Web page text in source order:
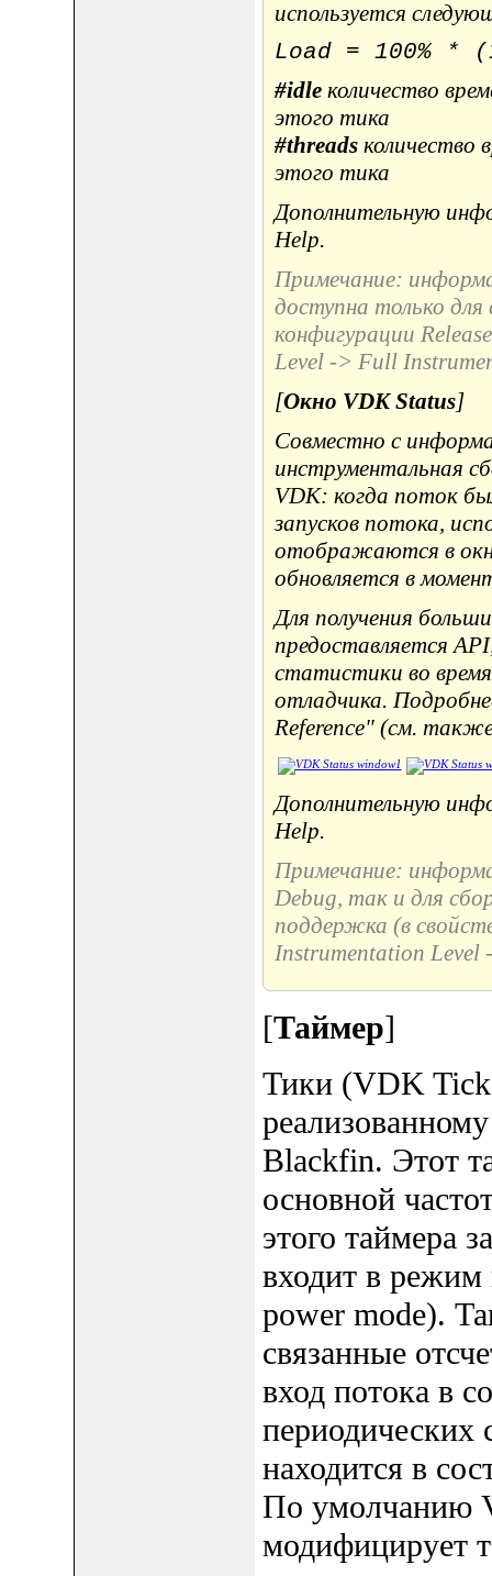
используется
Load = 100% *
#idleколичество
этого тика
#threadsколичество
этого тика
Дополнительную
Help.
Примечание:
доступна только
конфигурации
Level -> Full
[Окно VDK Status]
Совместно с
инструментальная
VDK: когда поток
запусков потока,
отображаются в
обновляется в
Для получения
предоставляется
статистики во
отладчика.
Reference" (см.
Дополнительную
Help.
Примечание:
Debug, так и для
поддержка (в
Instrumentation
[Таймер]
Тики (VDK
Blackfin. Этот
основной
этого таймера
входит в режим
power mode).
связанные
вход потока в
периодических
находится в
По умолчанию
модифицирует